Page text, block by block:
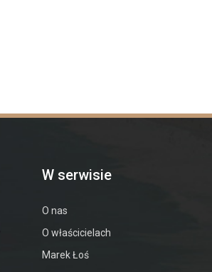
W serwisie
O nas
O właścicielach
Marek Łoś